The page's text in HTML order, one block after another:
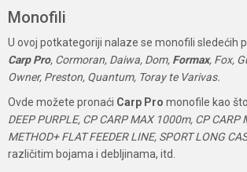
Monofili
U ovoj potkategoriji nalaze se monofili sledećih
Carp Pro, Cormoran, Daiwa, Dom, Formax, Fox,
Owner, Preston, Quantum, Toray te Varivas.
Ovde možete pronaći Carp Pro monofile kao
DEEP PURPLE, CP CARP MAX 1000m, CP CARP
METHOD+ FLAT FEEDER LINE, SPORT LONG
različitim bojama i debljinama, itd.